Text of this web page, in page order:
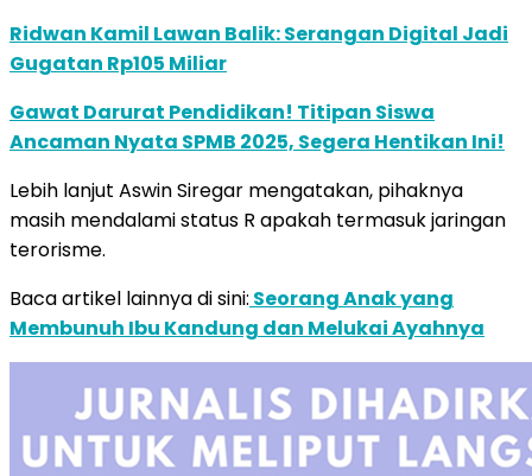
Ridwan Kamil Lawan Balik: Serangan Digital Jadi
Gugatan Rp105 Miliar
Gawat Darurat Pendidikan! Titipan Siswa
Ancaman Nyata SPMB 2025, Segera Hentikan Ini!
Lebih lanjut Aswin Siregar mengatakan, pihaknya
masih mendalami status R apakah termasuk jaringan
terorisme.
Baca artikel lainnya di sini: Seorang Anak yang
Membunuh Ibu Kandung dan Melukai Ayahnya